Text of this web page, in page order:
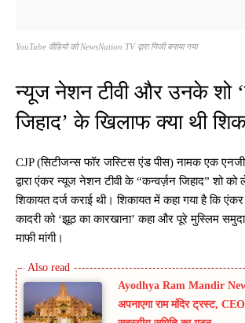
YouTube वीडियो को NewsNation TV द्वारा निजी बनाया गया
न्यूज नेशन टीवी और उनके शो
जिहाद’ के खिलाफ क्या थी
CJP (सिटीजन्स फॉर जस्टिस एंड पीस) नामक एक
द्वारा एंकर न्यूज नेशन टीवी के “कन्वर्ज़न जिहाद” शो
शिकायत दर्ज कराई थी। शिकायत में कहा गया है कि
कादरी को ‘झूठ का कारखाना’ कहा और पूरे मुस्लिम
माफी मांगी।
Ayodhya Ram Mandir
अपनाएगा राम मंदिर ट्रस्ट,